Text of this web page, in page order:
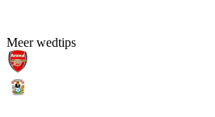
Meer wedtips